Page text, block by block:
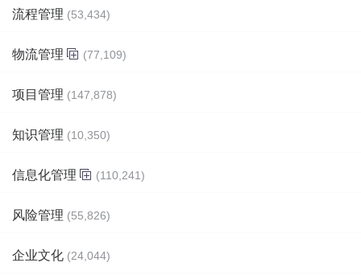
流程管理 (53,434)
物流管理 (77,109)
项目管理 (147,878)
知识管理 (10,350)
信息化管理 (110,241)
风险管理 (55,826)
企业文化 (24,044)